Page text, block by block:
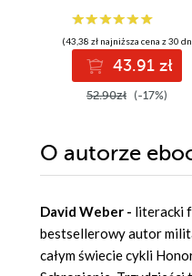
(43,38 zł najniższa cena z 30
43.91 zł
52.90zł (-17%)
O autorze
David Weber - literacki
bestsellerowy autor
całym świecie cykli